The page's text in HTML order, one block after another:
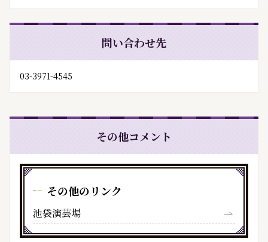
問い合わせ先
03-3971-4545
その他コメント
その他のリンク
池袋演芸場